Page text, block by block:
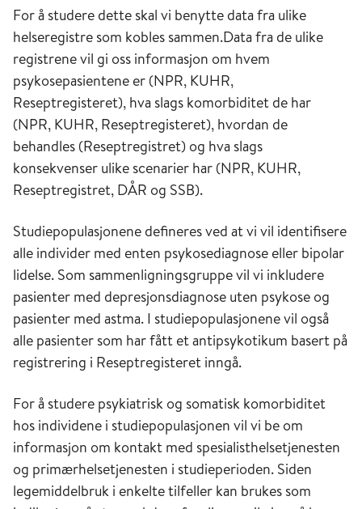
For å studere dette skal vi benytte data fra ulike
helseregistre som kobles sammen.Data fra de ulike
registrene vil gi oss informasjon om hvem
psykosepasientene er (NPR, KUHR,
Reseptregisteret), hva slags komorbiditet de har
(NPR, KUHR, Reseptregisteret), hvordan de
behandles (Reseptregistret) og hva slags
konsekvenser ulike scenarier har (NPR, KUHR,
Reseptregistret, DÅR og SSB).
Studiepopulasjonene defineres ved at vi vil identifisere
alle individer med enten psykosediagnose eller bipolar
lidelse. Som sammenligningsgruppe vil vi inkludere
pasienter med depresjonsdiagnose uten psykose og
pasienter med astma. I studiepopulasjonene vil også
alle pasienter som har fått et antipsykotikum basert på
registrering i Reseptregisteret inngå.
For å studere psykiatrisk og somatisk komorbiditet
hos individene i studiepopulasjonen vil vi be om
informasjon om kontakt med spesialisthelsetjenesten
og primærhelsetjenesten i studieperioden. Siden
legemiddelbruk i enkelte tilfeller kan brukes som